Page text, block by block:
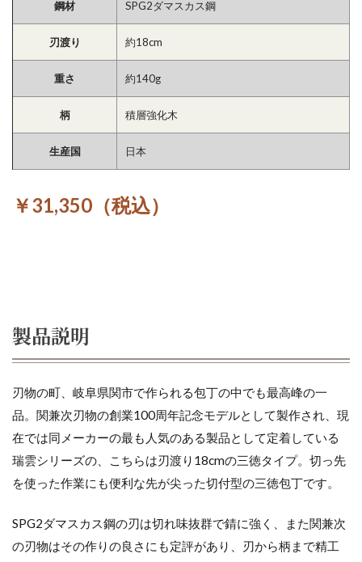
鋼材 SPG2ダマスカス鋼
刃渡り 約18cm
重さ 約140g
柄 積層強化木
生産国 日本
￥31,350（税込）
製品説明
刃物の町、岐阜県関市で作られる包丁の中でも最高峰の一
品。関兼次刃物の創業100周年記念モデルとして製作され、現
在では同メーカーの最も人気のある製品として定着している
瑞雲シリーズの、こちらは刃渡り18cmの三徳タイプ。切っ先
を使った作業にも便利な先が尖った切付型の三徳包丁です。
SPG2ダマスカス鋼の刃は切れ味抜群で錆に強く、また関兼次
の刃物はその作りの良さにも定評があり、刃から柄まで精工